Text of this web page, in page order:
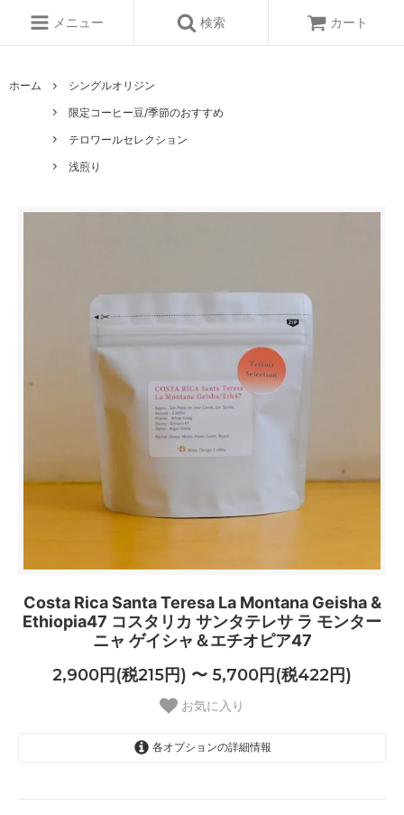
メニュー 検索 カート
ホーム
シングルオリジン
限定コーヒー豆/季節のおすすめ
テロワールセレクション
浅煎り
Costa Rica Santa Teresa La Montana Geisha &
Ethiopia47 コスタリカ サンタテレサ ラ モンター
ニャ ゲイシャ＆エチオピア47
2,900円(税215円) 〜 5,700円(税422円)
お気に入り
各オプションの詳細情報